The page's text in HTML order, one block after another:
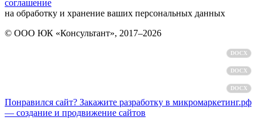
соглашение
на обработку и хранение ваших персональных данных
© ООО ЮК «Консультант», 2017–2026
DOCX
DOCX
DOCX
Понравился сайт? Закажите разработку в микромаркетинг.рф
— создание и продвижение сайтов